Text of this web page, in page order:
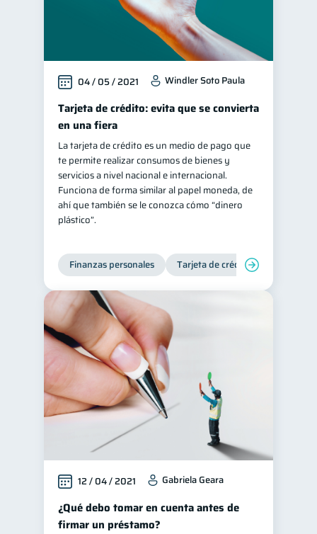
Derechos & Deberes 4
Superintendencia de Bancos 4
2
Inversiones 2
Finanzas en Pareja
Educación Financiera 1
Fraudes Mipymes
Información financiera 1
inversiones ahorro
Gasto responsable 1
información financiera
04 / 05 / 2021 Windler Soto Paula
Tarjeta de crédito: evita que se convierta
en una fiera
La tarjeta de crédito es un medio de pago que
te permite realizar consumos de bienes y
servicios a nivel nacional e internacional.
Funciona de forma similar al papel moneda, de
ahí que también se le conozca cómo “dinero
plástico”.
Finanzas personales Tarjeta de crédito
12 / 04 / 2021 Gabriela Geara
¿Qué debo tomar en cuenta antes de
firmar un préstamo?